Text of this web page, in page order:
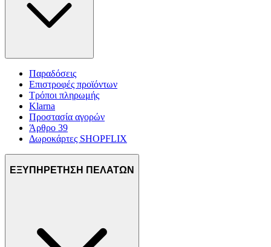
Παραδόσεις
Επιστροφές προϊόντων
Τρόποι πληρωμής
Klarna
Προστασία αγορών
Άρθρο 39
Δωροκάρτες SHOPFLIX
ΕΞΥΠΗΡΕΤΗΣΗ ΠΕΛΑΤΩΝ